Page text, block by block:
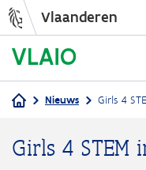
Vlaanderen
Nieuws Girls 4
Girls 4 STEM